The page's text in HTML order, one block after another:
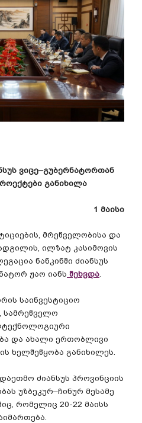
ვიცე–გუბერნატორთან
განიხილა
1 მაისი
, მრეწველობისა და
, ილზატ კასიმოვის
ნანკინში ძიანსუს
ჟაო იანს შეხვდა.
საინვესტიციო
, სამრეწველო
და ახალი ერთობლივი
ხელშეწყობა განიხილეს.
დაეთმო ძიანსუს პროვინციის
უზბეკურ–ჩინურ მესამე
, რომელიც 20-22 მაისს
.